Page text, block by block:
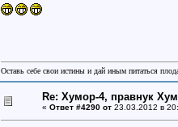
Оставь себе свои истины и дай иным питаться
Re: Хумор-4, правнук
« Ответ #4290 от23.03.2012 в